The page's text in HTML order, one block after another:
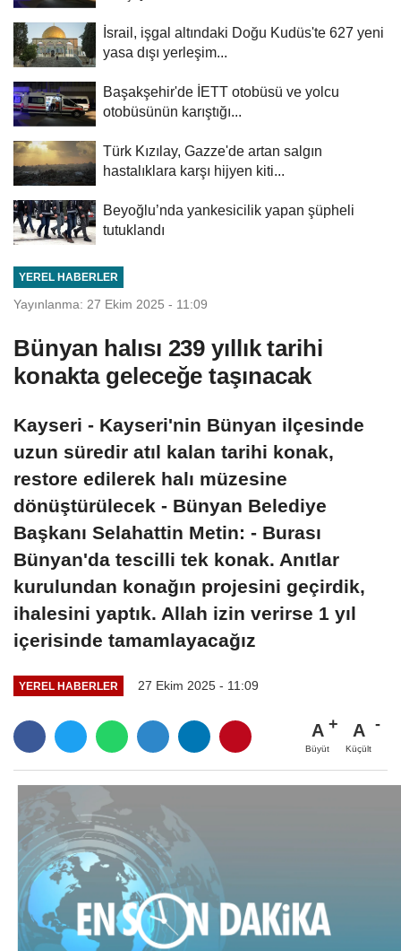
İsrail, işgal altındaki Doğu Kudüs'te 627 yeni
yasa dışı yerleşim...
Başakşehir'de İETT otobüsü ve yolcu
otobüsünün karıştığı...
Türk Kızılay, Gazze'de artan salgın
hastalıklara karşı hijyen kiti...
Beyoğlu’nda yankesicilik yapan şüpheli
tutuklandı
YEREL HABERLER
Yayınlanma: 27 Ekim 2025 - 11:09
Bünyan halısı 239 yıllık tarihi
konakta geleceğe taşınacak
Kayseri - Kayseri'nin Bünyan ilçesinde
uzun süredir atıl kalan tarihi konak,
restore edilerek halı müzesine
dönüştürülecek - Bünyan Belediye
Başkanı Selahattin Metin: - Burası
Bünyan'da tescilli tek konak. Anıtlar
kurulundan konağın projesini geçirdik,
ihalesini yaptık. Allah izin verirse 1 yıl
içerisinde tamamlayacağız
YEREL HABERLER 27 Ekim 2025 - 11:09
A
Büyüt
A
Küçült